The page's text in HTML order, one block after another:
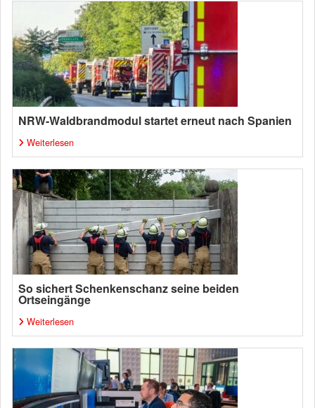
NRW-Waldbrandmodul startet erneut nach Spanien
Weiterlesen
So sichert Schenkenschanz seine beiden
Ortseingänge
Weiterlesen